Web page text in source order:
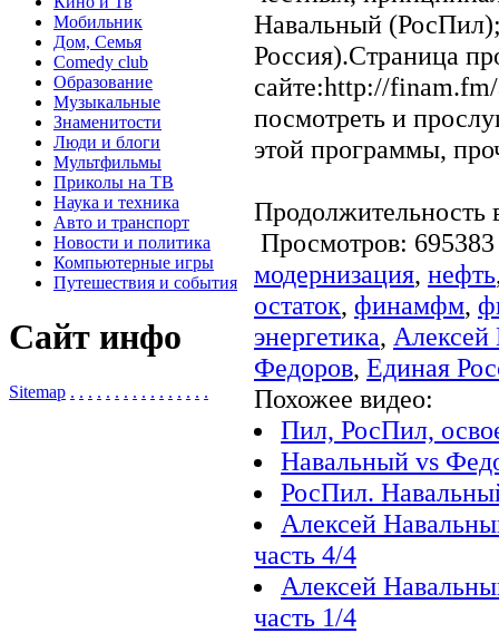
Мобильник
Дом, Семья
Comedy club
Образование
Музыкальные
Знаменитости
Люди и блоги
Мультфильмы
Приколы на ТВ
Наука и техника
Авто и транспорт
Новости и политика
Компьютерные игры
Путешествия и события
Сайт инфо
Sitemap . . . . . . . . . . . . . . . .
Навальный
Россия).Страница
сайте:http://
посмотреть и
этой программы,
Продолжительность
Просмотров:
модернизация, нефть
остаток, финамфм,
энергетика,
Федоров, Единая
Похожее видео:
Пил, РосПил,
Навальный vs
РосПил.
Алексей
часть 4/4
Алексей
часть 1/4